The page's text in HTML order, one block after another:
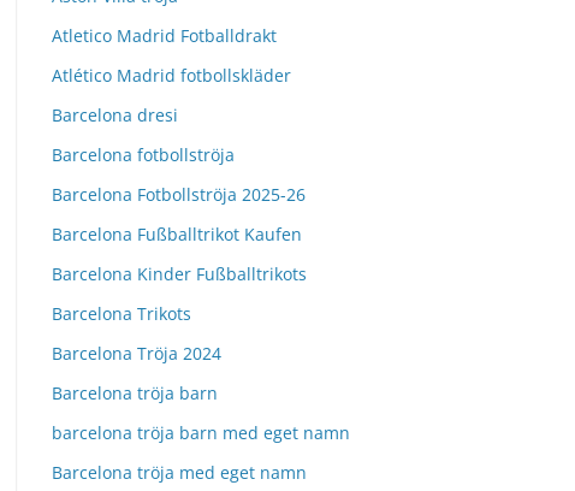
Atletico Madrid Fotballdrakt
Atlético Madrid fotbollskläder
Barcelona dresi
Barcelona fotbollströja
Barcelona Fotbollströja 2025-26
Barcelona Fußballtrikot Kaufen
Barcelona Kinder Fußballtrikots
Barcelona Trikots
Barcelona Tröja 2024
Barcelona tröja barn
barcelona tröja barn med eget namn
Barcelona tröja med eget namn